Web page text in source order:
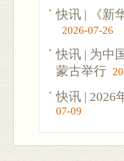
快讯 | 《新
2026-07-26
快讯 | 为中
蒙古举行
快讯 | 2026
07-09